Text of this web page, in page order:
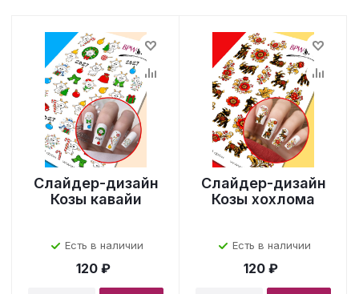
Слайдер-дизайн
Козы кавайи
Есть в наличии
120 ₽
Слайдер-дизайн
Козы хохлома
Есть в наличии
120 ₽